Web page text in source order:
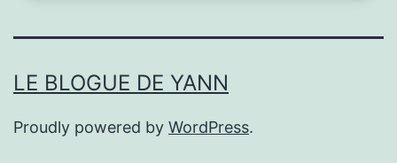
LE BLOGUE DE YANN
Proudly powered by WordPress.